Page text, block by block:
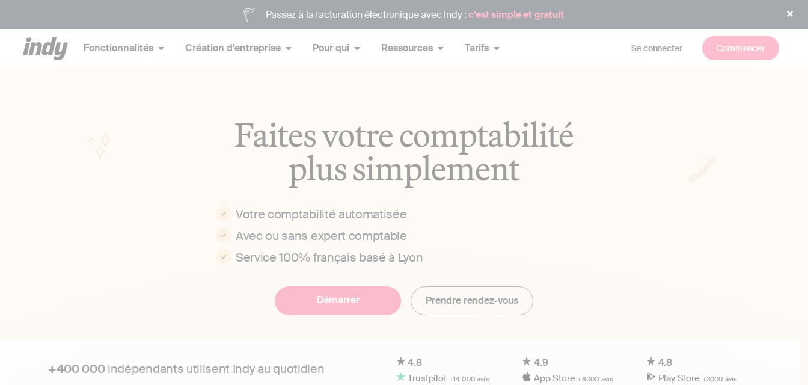
Passez à la facturation électronique avec Indy :c’est simple et gratuit
Fonctionnalités Création d'entreprise Pour qui Ressources Tarifs Se connecter Commencer
Faites votre comptabilité
plus simplement
Votre comptabilité automatisée
Avec ou sans expert comptable
Service 100% français basé à Lyon
Démarrer Prendre rendez-vous
+400 000indépendants utilisent Indy au quotidien 4.8
Trustpilot +14 000 avis
4.9
App Store+6000 avis
4.8
Play Store +3000 avis